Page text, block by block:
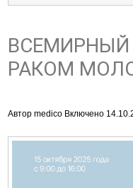
ВСЕМИРНЫЙ
РАКОМ
Автор medico Включено